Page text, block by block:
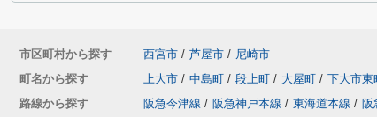
市区町村から探す 西宮市 / 芦屋市 / 尼崎市
町名から探す
上大市 / 中島町 / 段上町 / 大屋町 / 下大市東
路線から探す
阪急今津線 / 阪急神戸本線 / 東海道本線 / 阪